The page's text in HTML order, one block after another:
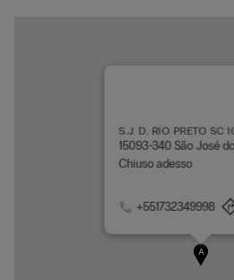
A
S.J. D. RIO PRETO SC
15093-340 São José
Chiuso adesso
+551732349998